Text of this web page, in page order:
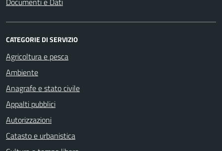
CATEGORIE DI SERVIZIO
Agricoltura e pesca
Ambiente
Anagrafe e stato civile
Appalti pubblici
Autorizzazioni
Catasto e urbanistica